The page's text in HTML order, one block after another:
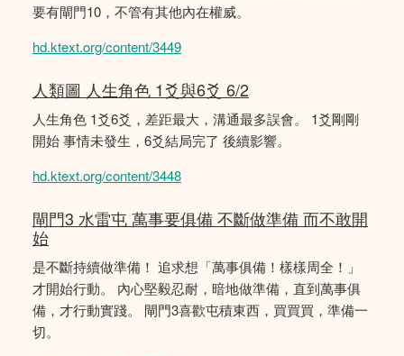
要有閘門10，不管有其他內在權威。
hd.ktext.org/content/3449
人類圖 人生角色 1爻與6爻 6/2
人生角色 1爻6爻，差距最大，溝通最多誤會。 1爻剛剛
開始 事情未發生，6爻結局完了 後續影響。
hd.ktext.org/content/3448
閘門3 水雷屯 萬事要俱備 不斷做準備 而不敢開
始
是不斷持續做準備！ 追求想「萬事俱備！樣樣周全！」
才開始行動。 內心堅毅忍耐，暗地做準備，直到萬事俱
備，才行動實踐。 閘門3喜歡屯積東西，買買買，準備一
切。